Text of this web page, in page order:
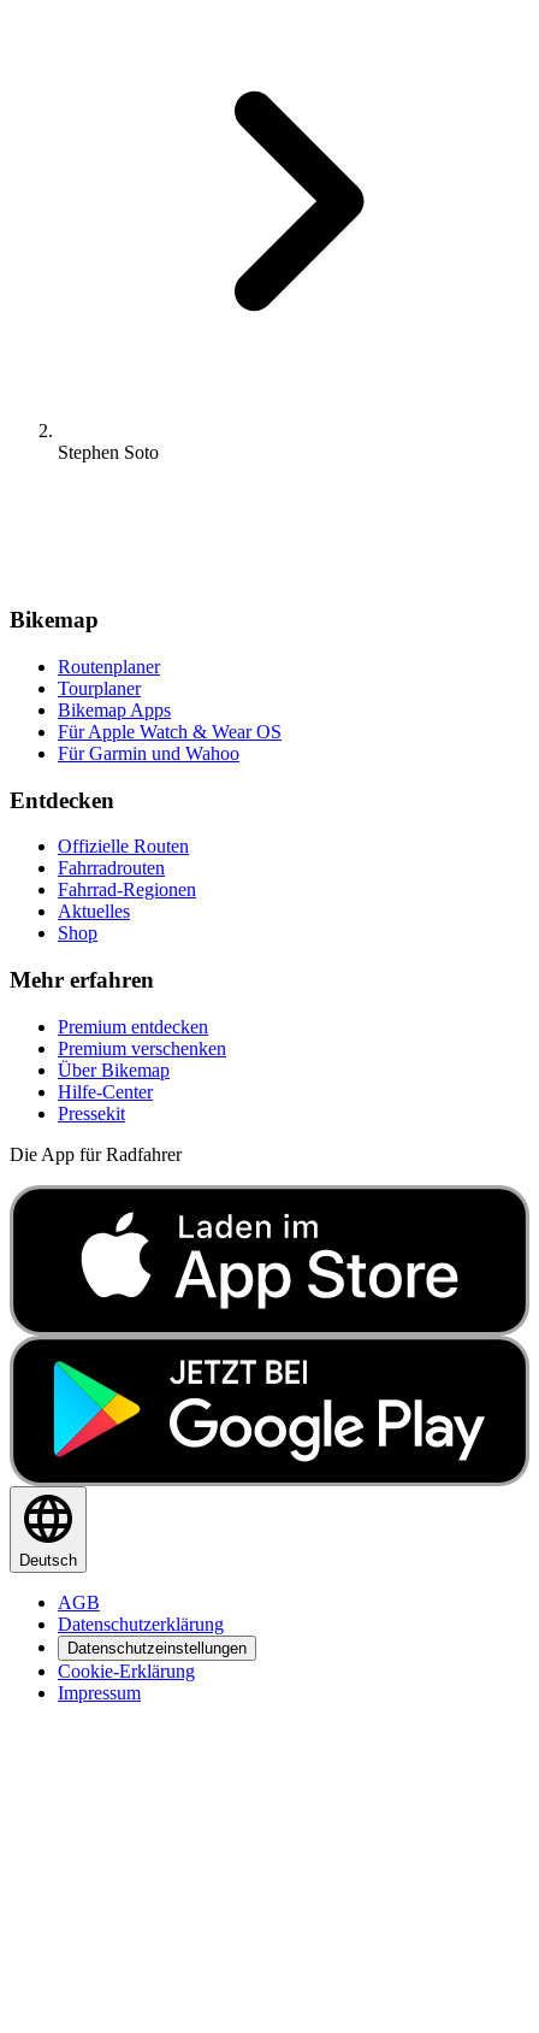
Stephen Soto
Bikemap
Routenplaner
Tourplaner
Bikemap Apps
Für Apple Watch & Wear OS
Für Garmin und Wahoo
Entdecken
Offizielle Routen
Fahrradrouten
Fahrrad-Regionen
Aktuelles
Shop
Mehr erfahren
Premium entdecken
Premium verschenken
Über Bikemap
Hilfe-Center
Pressekit
Die App für Radfahrer
Deutsch
AGB
Datenschutzerklärung
Datenschutzeinstellungen
Cookie-Erklärung
Impressum